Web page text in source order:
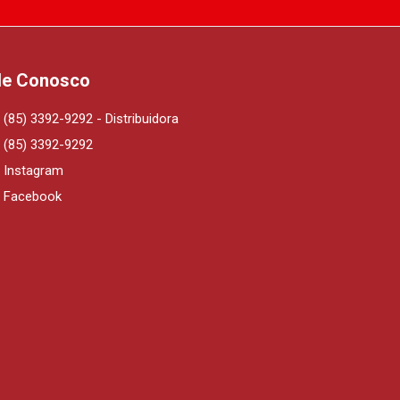
Conosco
(85) 3392-9292 - Distribuidora
(85) 3392-9292
Instagram
Facebook